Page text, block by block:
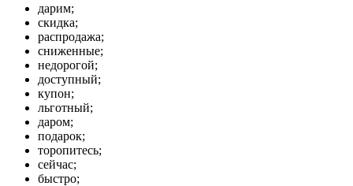
дарим;
скидка;
распродажа;
сниженные;
недорогой;
доступный;
купон;
льготный;
даром;
подарок;
торопитесь;
сейчас;
быстро;